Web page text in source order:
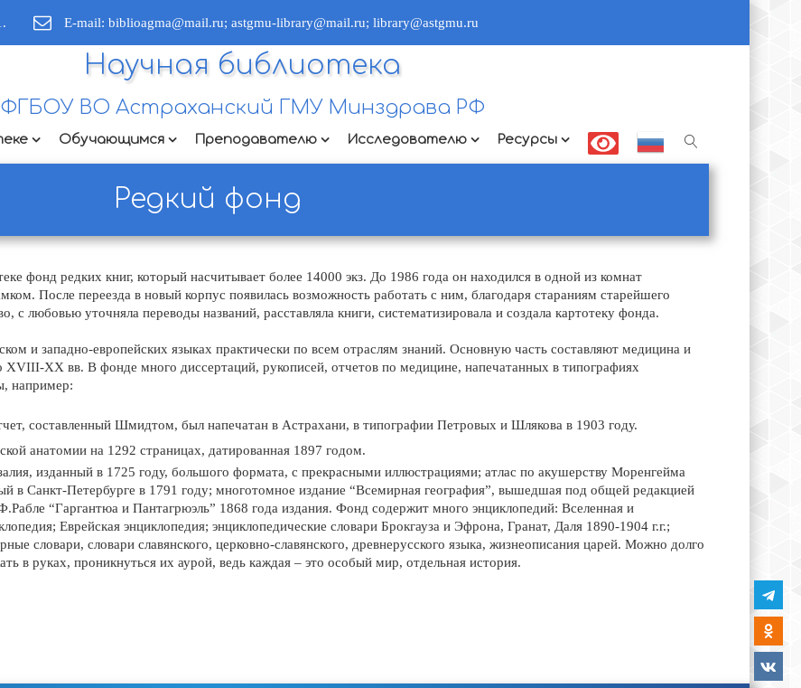
E-mail: biblioagma@mail.ru; astgmu-library@mail.ru; library@astgmu.ru
Научная библиотека
ФГБОУ ВО Астраханский ГМУ Минздрава РФ
Обучающимся Преподавателю Исследователю Ресурсы
Редкий фонд
фонд редких книг, который насчитывает более 14000 экз. До 1986 года он находился в одной из комнат
После переезда в новый корпус появилась возможность работать с ним, благодаря стараниям старейшего
любовью уточняла переводы названий, расставляла книги, систематизировала и создала картотеку фонда.
и западно-европейских языках практически по всем отраслям знаний. Основную часть составляют медицина и
XVIII-XX вв. В фонде много диссертаций, рукописей, отчетов по медицине, напечатанных в типографиях
например:
составленный Шмидтом, был напечатан в Астрахани, в типографии Петровых и Шлякова в 1903 году.
анатомии на 1292 страницах, датированная 1897 годом.
изданный в 1725 году, большого формата, с прекрасными иллюстрациями; атлас по акушерству Моренгейма
в Санкт-Петербурге в 1791 году; многотомное издание “Всемирная география”, вышедшая под общей редакцией
“Гаргантюа и Пантагрюэль” 1868 года издания. Фонд содержит много энциклопедий: Вселенная и
Еврейская энциклопедия; энциклопедические словари Брокгауза и Эфрона, Гранат, Даля 1890-1904 г.г.;
словари, словари славянского, церковно-славянского, древнерусского языка, жизнеописания царей. Можно долго
в руках, проникнуться их аурой, ведь каждая – это особый мир, отдельная история.